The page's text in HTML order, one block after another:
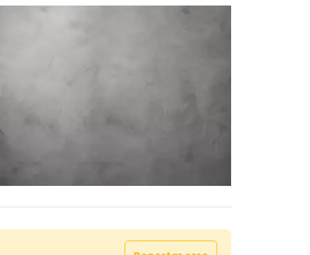
1.000,00
| @aluggar | @agilimoveis | @grupokak
visita e venha conhecer o espaço ideal
do seu negócio!